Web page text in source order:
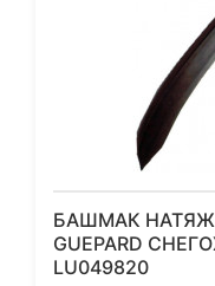
БАШМАК
GUEPARD
LU049820